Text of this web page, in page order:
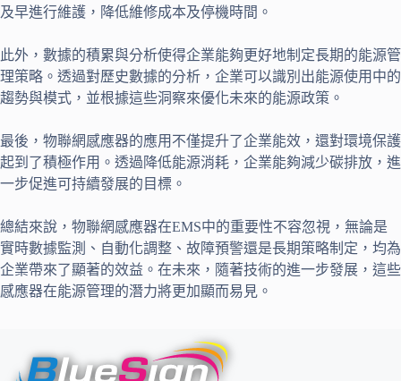
及早進行維護，降低維修成本及停機時間。
此外，數據的積累與分析使得企業能夠更好地制定長期的能源管
理策略。透過對歷史數據的分析，企業可以識別出能源使用中的
趨勢與模式，並根據這些洞察來優化未來的能源政策。
最後，物聯網感應器的應用不僅提升了企業能效，還對環境保護
起到了積極作用。透過降低能源消耗，企業能夠減少碳排放，進
一步促進可持續發展的目標。
總結來說，物聯網感應器在EMS中的重要性不容忽視，無論是
實時數據監測、自動化調整、故障預警還是長期策略制定，均為
企業帶來了顯著的效益。在未來，隨著技術的進一步發展，這些
感應器在能源管理的潛力將更加顯而易見。